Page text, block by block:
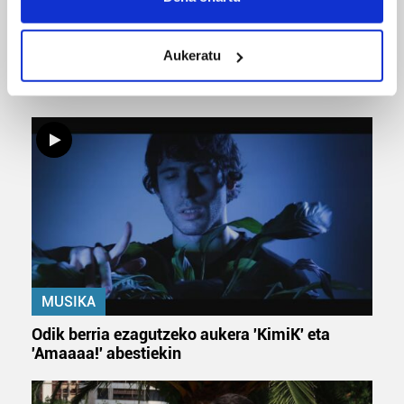
Identify your device by actively scanning it for
specific characteristics (fingerprinting)
Guk eta gure bazkideek zure datu pertsonalak
prozesatzen ditugu, zure IP zenbakia, besteak beste,
teknologia erabiliz, cookieak adibidez, iragarki eta eduki
pertsonalizatuak eskaintzeko, iragarkiak eta edukia
neurtzeko, jendeari buruzko informazioa biltzeko eta
produktuak garatzeko. Zure datuak nork eta zertarako
erabiltzen dituen hauta dezakezu.
Bazkide batzuek ez dizute baimenik eskatzen, eta beren
bazkideen zerrenda, beren ustez zein helburutarako
Aukeratu
MUSIKA
Odik berria ezagutzeko aukera 'KimiK' eta
'Amaaaa!' abestiekin